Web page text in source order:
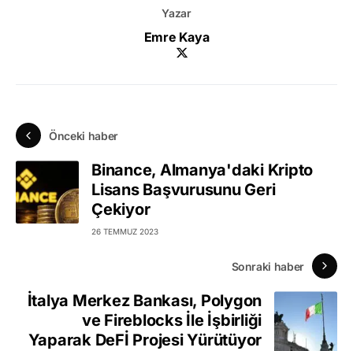
Yazar
Emre Kaya
Önceki haber
Binance, Almanya'daki Kripto
Lisans Başvurusunu Geri
Çekiyor
26 TEMMUZ 2023
Sonraki haber
İtalya Merkez Bankası, Polygon
ve Fireblocks İle İşbirliği
Yaparak DeFİ Projesi Yürütüyor